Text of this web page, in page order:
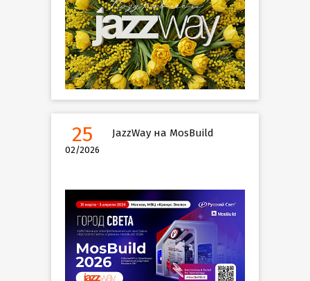
25
02/2026
JazzWay на MosBuild